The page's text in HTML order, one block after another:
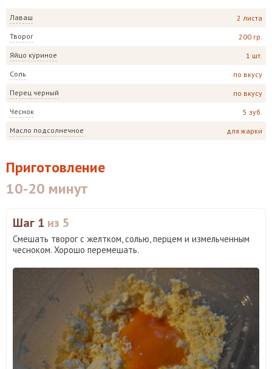
Лаваш 2 листа
Творог 200 гр.
Яйцо куриное 1 шт.
Соль по вкусу
Перец черный по вкусу
Чеснок 5 зуб.
Масло подсолнечное для жарки
Приготовление
10-20 минут
Шаг 1 из 5
Смешать творог с желтком, солью, перцем и измельченным
чесноком. Хорошо перемешать.